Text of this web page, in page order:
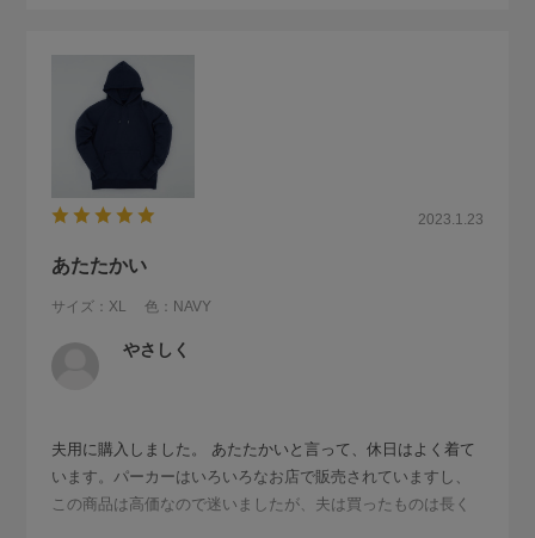
2023.1.23
あたたかい
サイズ：XL 色：NAVY
やさしく
夫用に購入しました。 あたたかいと言って、休日はよく着て
います。パーカーはいろいろなお店で販売されていますし、
この商品は高価なので迷いましたが、夫は買ったものは長く